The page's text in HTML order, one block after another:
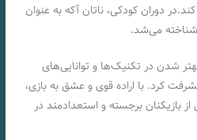
دوران کودکی، ناتان آکه به عنوان
شناخته می‌شد.
بهتر شدن در تکنیک‌ها و توانایی‌های
کرد. با اراده قوی و عشق به بازی،
بازیکنان برجسته و استعدادمند در